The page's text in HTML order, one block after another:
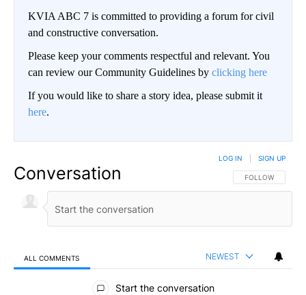
KVIA ABC 7 is committed to providing a forum for civil
and constructive conversation.
Please keep your comments respectful and relevant. You
can review our Community Guidelines by clicking here
If you would like to share a story idea, please submit it
here.
Conversation FOLLOW THIS
FOLLOW
LOG IN SIGN UP
ALL COMMENTS NEWEST
All Comments
Start the conversation